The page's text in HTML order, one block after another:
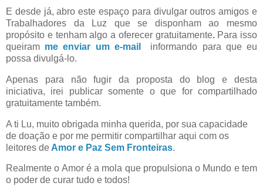
E desde já, abro este espaço para divulgar outros amigos e
Trabalhadores da Luz que se disponham ao mesmo
propósito e tenham algo a oferecer gratuitamente.Para isso
queiram me enviar um e-mail
informando para que eu
possa divulgá-lo.
Apenas para não fugir da proposta do blog e desta
iniciativa, irei publicar somente o que for compartilhado
gratuitamente também.
A ti Lu, muito obrigada minha querida, por sua capacidade
de doação e por me permitir compartilhar aqui com os
leitores de Amor e Paz Sem Fronteiras.
Realmente o Amor é a mola que propulsiona o Mundo e tem
o poder de curar tudo e todos!